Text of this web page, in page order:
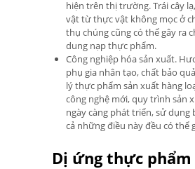
hiện trên thị trường. Trái cây
vật từ thực vật không mọc ở
thụ chúng cũng có thể gây ra
dung nạp thực phẩm.
Công nghiệp hóa sản xuất.
phụ gia nhân tạo, chất bảo
lý thực phẩm sản xuất hàng
công nghệ mới, quy trình sản
ngày càng phát triển, sử dụng
cả những điều này đều có thể
Dị ứng thực phẩm